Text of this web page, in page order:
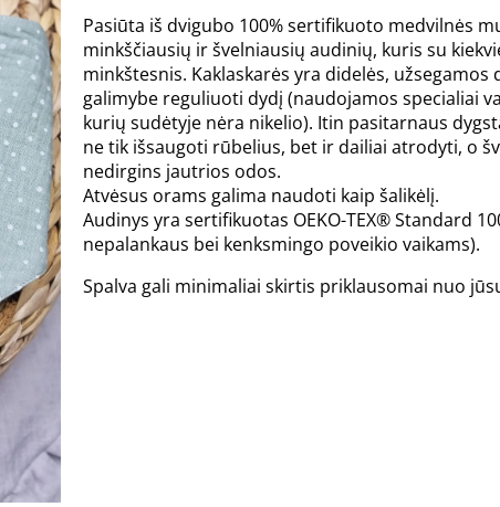
Pasiūta iš dvigubo 100% sertifikuoto medvilnės
minkščiausių ir švelniausių audinių, kuris su
minkštesnis. Kaklaskarės yra didelės, užsegamos
galimybe reguliuoti dydį (naudojamos specialiai
kurių sudėtyje nėra nikelio). Itin pasitarnaus
ne tik išsaugoti rūbelius, bet ir dailiai atrodyti, o
nedirgins jautrios odos.
Atvėsus orams galima naudoti kaip šalikėlį.
Audinys yra sertifikuotas OEKO-TEX® Standard
nepalankaus bei kenksmingo poveikio vaikams).
Spalva gali minimaliai skirtis priklausomai nuo